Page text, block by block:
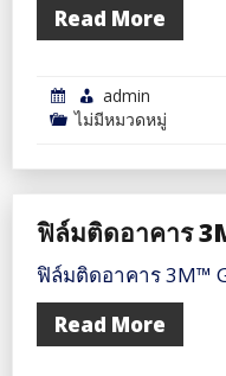
Read More
admin
ไม่มีหมวดหมู่
ฟิล์มติดอาคาร
ฟิล์มติดอาคาร 3M™
Read More